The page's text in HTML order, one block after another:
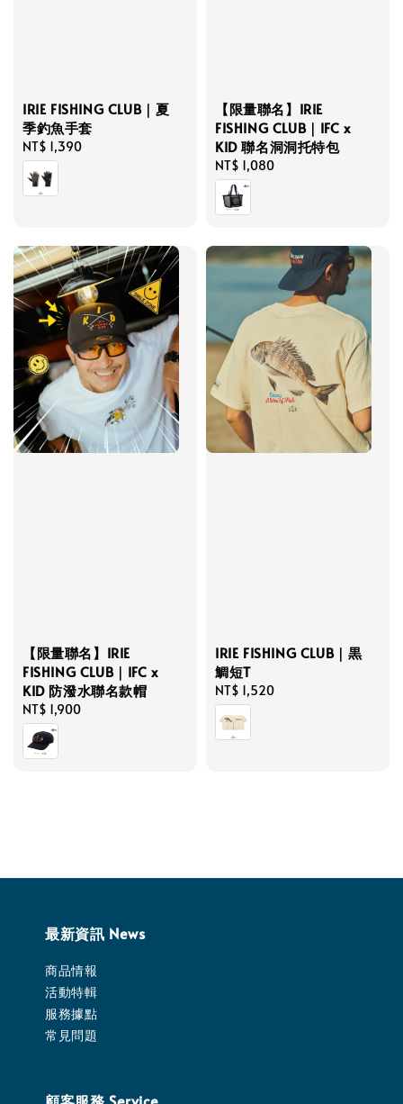
IRIE FISHING CLUB｜夏
季釣魚手套
Regular
price
NT$ 1,390
【限量聯名】IRIE
FISHING CLUB｜IFC x
KID 聯名洞洞托特包
Regular
price
NT$ 1,080
【限量聯名】IRIE
FISHING CLUB｜IFC x
KID 防潑水聯名款帽
Regular
price
NT$ 1,900
IRIE FISHING CLUB｜黒
鯛短T
Regular
price
NT$ 1,520
最新資訊 News
商品情報
活動特輯
服務據點
常見問題
顧客服務 Service